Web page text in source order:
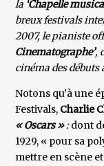
la ‘Chapelle
breux festivals
2007, le pianiste
Cinematographe’,
cinéma des
Notons qu’à une
Festivals, Charlie
« Oscars »:dont
1929, « pour sa
mettre en scène